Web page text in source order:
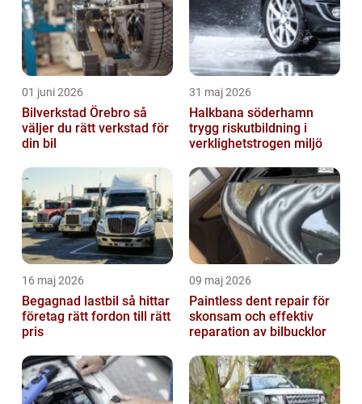
01 juni 2026
Bilverkstad Örebro så
väljer du rätt verkstad för
din bil
31 maj 2026
Halkbana söderhamn
trygg riskutbildning i
verklighetstrogen miljö
16 maj 2026
Begagnad lastbil så hittar
företag rätt fordon till rätt
pris
09 maj 2026
Paintless dent repair för
skonsam och effektiv
reparation av bilbucklor